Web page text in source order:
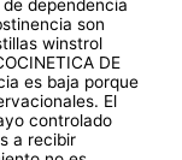
dependencia
son
winstrol
DE
es baja porque
El
controlado
a recibir